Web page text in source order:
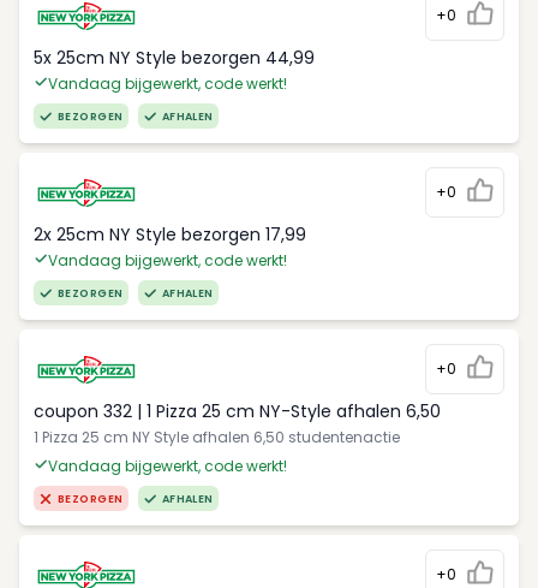
+0
5x 25cm NY Style bezorgen 44,99
Vandaag bijgewerkt, code werkt!
BEZORGEN AFHALEN
+0
2x 25cm NY Style bezorgen 17,99
Vandaag bijgewerkt, code werkt!
BEZORGEN AFHALEN
+0
coupon 332 | 1 Pizza 25 cm NY-Style afhalen 6,50
1 Pizza 25 cm NY Style afhalen 6,50 studentenactie
Vandaag bijgewerkt, code werkt!
BEZORGEN AFHALEN
+0